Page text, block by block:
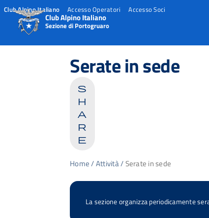
Club Alpino Italiano Accesso Operatori Accesso Soci
Club Alpino Italiano
Sezione di Portogruaro
Serate in sede
s
h
a
r
e
Home/Attività/Serate in sede
La sezione organizza periodicamente